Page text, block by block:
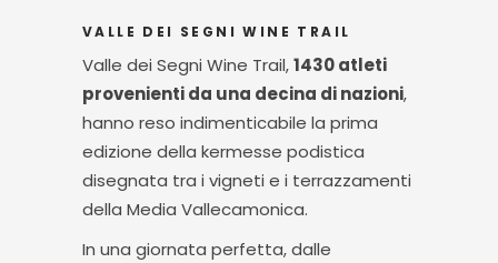
VALLE DEI SEGNI WINE TRAIL
Valle dei Segni Wine Trail,1430 atleti
provenienti da una decina di nazioni,
hanno reso indimenticabile la prima
edizione della kermesse podistica
disegnata tra i vigneti e i terrazzamenti
della Media Vallecamonica.
In una giornata perfetta, dalle